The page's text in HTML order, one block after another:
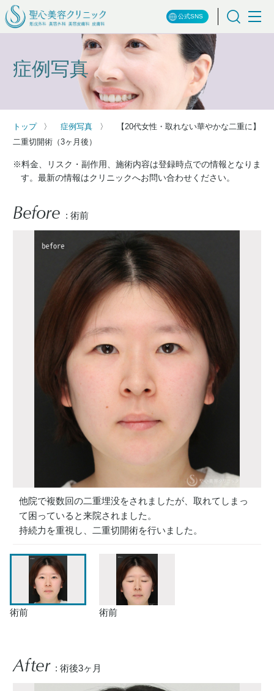
公式SNS
症例写真
トップ 症例写真
【20代女性・取れない華やかな二重に】
二重切開術（3ヶ月後）
※料金、リスク・副作用、施術内容は登録時点での情報となりま
す。最新の情報はクリニックへお問い合わせください。
Before : 術前
他院で複数回の二重埋没をされましたが、取れてしまっ
て困っていると来院されました。
持続力を重視し、二重切開術を行いました。
術前 術前
After : 術後3ヶ月